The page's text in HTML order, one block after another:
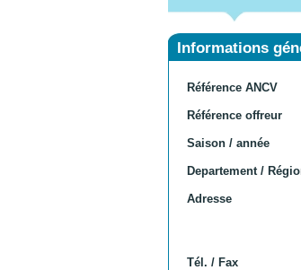
Informations
Référence ANCV
Référence offreur
Saison / année
Departement /
Adresse
Tél. / Fax